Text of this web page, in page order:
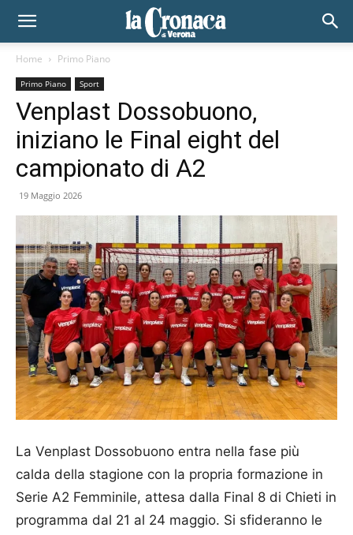
Home Primo Piano
Primo Piano Sport
Venplast Dossobuono,
iniziano le Final eight del
campionato di A2
19 Maggio 2026
La Venplast Dossobuono entra nella fase più
calda della stagione con la propria formazione in
Serie A2 Femminile, attesa dalla Final 8 di Chieti in
programma dal 21 al 24 maggio. Si sfideranno le